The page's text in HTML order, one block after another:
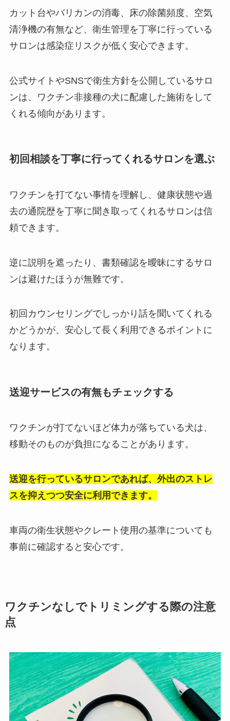
カット台やバリカンの消毒、床の除菌頻度、空気
清浄機の有無など、衛生管理を丁寧に行っている
サロンは感染症リスクが低く安心できます。
公式サイトやSNSで衛生方針を公開しているサロ
ンは、ワクチン非接種の犬に配慮した施術をして
くれる傾向があります。
初回相談を丁寧に行ってくれるサロンを選ぶ
ワクチンを打てない事情を理解し、健康状態や過
去の通院歴を丁寧に聞き取ってくれるサロンは信
頼できます。
逆に説明を遮ったり、書類確認を曖昧にするサロ
ンは避けたほうが無難です。
初回カウンセリングでしっかり話を聞いてくれる
かどうかが、安心して長く利用できるポイントに
なります。
送迎サービスの有無もチェックする
ワクチンが打てないほど体力が落ちている犬は、
移動そのものが負担になることがあります。
送迎を行っているサロンであれば、外出のストレ
スを抑えつつ安全に利用できます。
車両の衛生状態やクレート使用の基準についても
事前に確認すると安心です。
ワクチンなしでトリミングする際の注意
点